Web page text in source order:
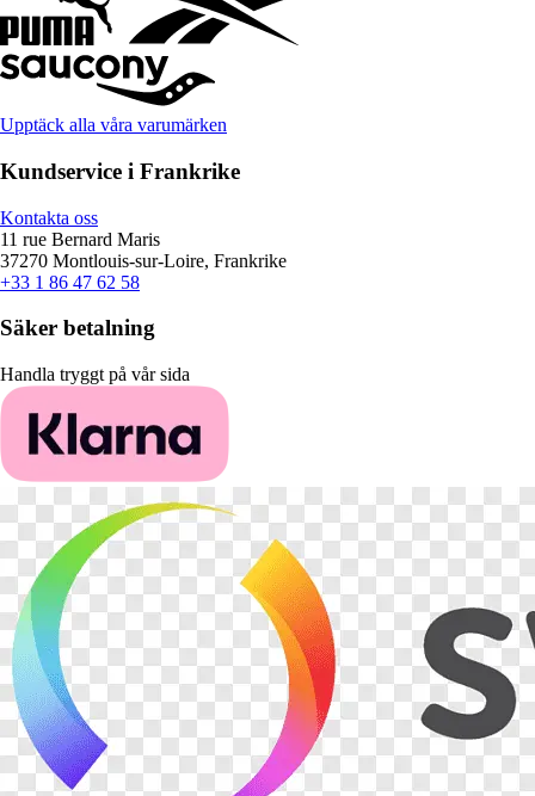
Upptäck alla våra varumärken
Kundservice i Frankrike
Kontakta oss
11 rue Bernard Maris
37270 Montlouis-sur-Loire, Frankrike
+33 1 86 47 62 58
Säker betalning
Handla tryggt på vår sida